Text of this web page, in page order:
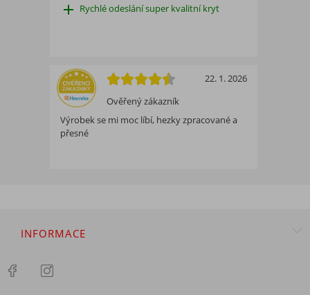
add Rychlé odeslání super kvalitní kryt
Ověřený zákazník
22. 1. 2026
Výrobek se mi moc líbí, hezky zpracované a
přesné
INFORMACE